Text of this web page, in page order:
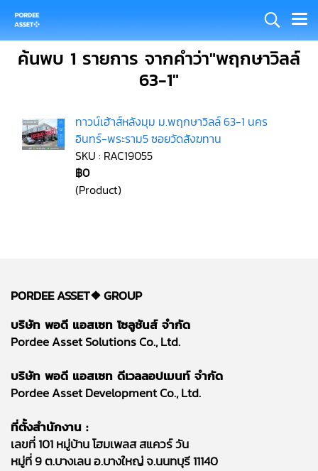
ค้นพบ 1 รายการ จากคำว่า"พฤกษาวิลล์
63-1"
ทาวน์เฮ้าส์หลังมุม ม.พฤกษาวิลล์ 63-1 นคร
อินทร์-พระราม5 ซอยวัดสังฆทาน
SKU : RAC19055
฿0
(Product)
PORDEE ASSET❖GROUP
บริษัท พอดี แอสเซท โซลูชันส์ จำกัด
Pordee Asset Solutions Co., Ltd.
บริษัท พอดี แอสเซท ดีเวลลอปเมนท์ จำกัด
Pordee Asset Development Co., Ltd.
ที่ตั้งสำนักงาน :
เลขที่ 101 หมู่บ้าน โฮมเพลส สแควร์ วัน
หมู่ที่ 9 ต.บางเลน อ.บางใหญ่ จ.นนทบุรี 11140